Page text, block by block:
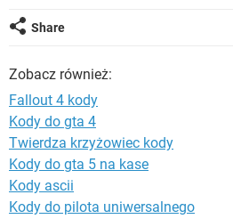
WINDOWS 10
INSTAGRAM
WINDOWS 10
Share
Zobacz również:
Fallout 4 kody
Kody do gta 4
Twierdza krzyżowiec kody
Kody do gta 5 na kase
Kody ascii
Kody do pilota uniwersalnego